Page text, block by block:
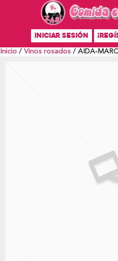
INICIAR SESIÓN
Inicio / Vinos rosados / AIDA-